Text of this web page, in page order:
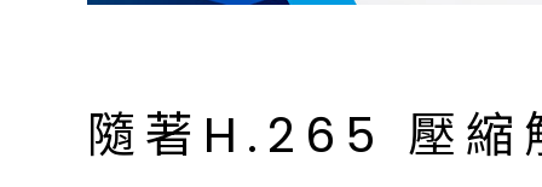
隨著H.265 壓縮